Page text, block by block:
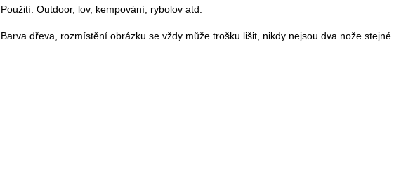
Použití: Outdoor, lov, kempování, rybolov atd.
Barva dřeva, rozmístění obrázku se vždy může trošku lišit, nikdy nejsou dva nože stejné.